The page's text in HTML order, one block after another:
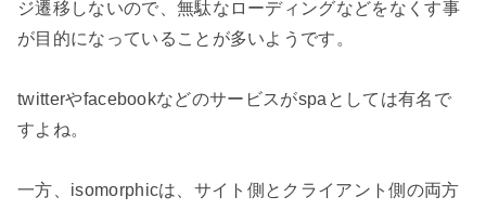
ジ遷移しないので、無駄なローディングなどをなくす事
が目的になっていることが多いようです。
twitterやfacebookなどのサービスがspaとしては有名で
すよね。
一方、isomorphicは、サイト側とクライアント側の両方